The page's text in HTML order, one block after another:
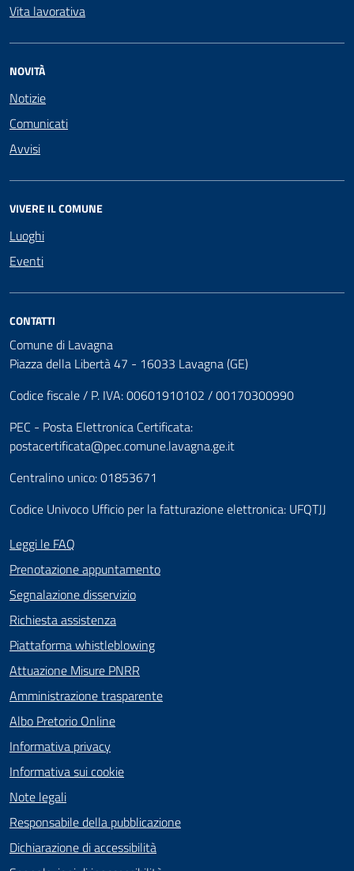
Vita lavorativa
NOVITÀ
Notizie
Comunicati
Avvisi
VIVERE IL COMUNE
Luoghi
Eventi
CONTATTI
Comune di Lavagna
Piazza della Libertà 47 - 16033 Lavagna (GE)
Codice fiscale / P. IVA: 00601910102 / 00170300990
PEC - Posta Elettronica Certificata:
postacertificata@pec.comune.lavagna.ge.it
Centralino unico: 01853671
Codice Univoco Ufficio per la fatturazione elettronica: UFQTJJ
Leggi le FAQ
Prenotazione appuntamento
Segnalazione disservizio
Richiesta assistenza
Piattaforma whistleblowing
Attuazione Misure PNRR
Amministrazione trasparente
Albo Pretorio Online
Informativa privacy
Informativa sui cookie
Note legali
Responsabile della pubblicazione
Dichiarazione di accessibilità